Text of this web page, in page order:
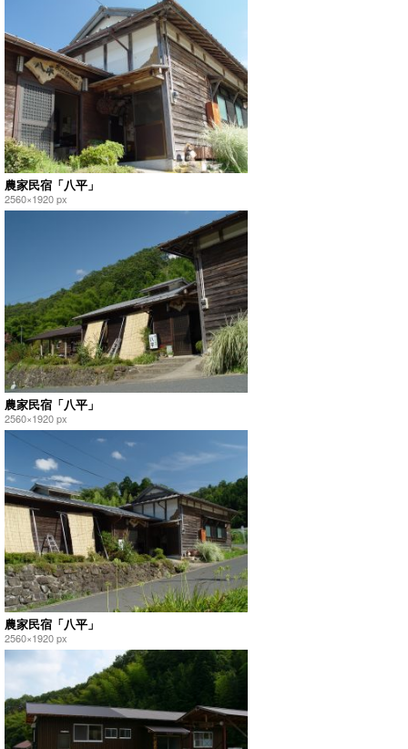
農家民宿「八平」
2560×1920 px
農家民宿「八平」
2560×1920 px
農家民宿「八平」
2560×1920 px